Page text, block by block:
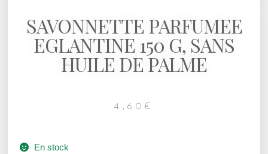
SAVONNETTE PARFUMEE
EGLANTINE 150 G, SANS
HUILE DE PALME
4,60 €
En stock